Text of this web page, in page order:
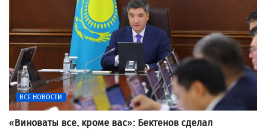
ВСЕ НОВОСТИ
«Виноваты все, кроме вас»: Бектенов сделал